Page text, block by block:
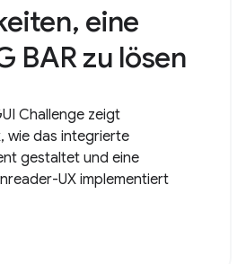
eine
BAR zu lösen
Challenge zeigt
wie das integrierte
gestaltet und eine
UX implementiert